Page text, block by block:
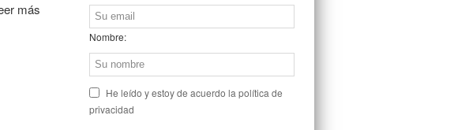
más
Nombre:
He leído y estoy de acuerdo la política de
privacidad